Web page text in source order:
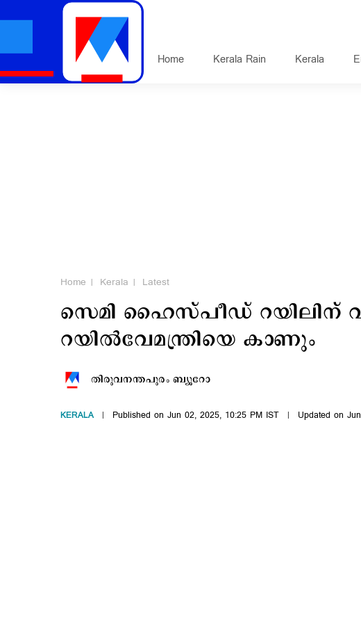
Home Kerala Rain Kerala
Home Kerala Latest
സെമി ഹൈസ്പീഡ് റയിലിന്
റയില്‍വേമന്ത്രിയെ കാണും
തിരുവനന്തപുരം ബ്യൂറോ
KERALA Published on Jun 02, 2025, 10:25 PM IST Updated on